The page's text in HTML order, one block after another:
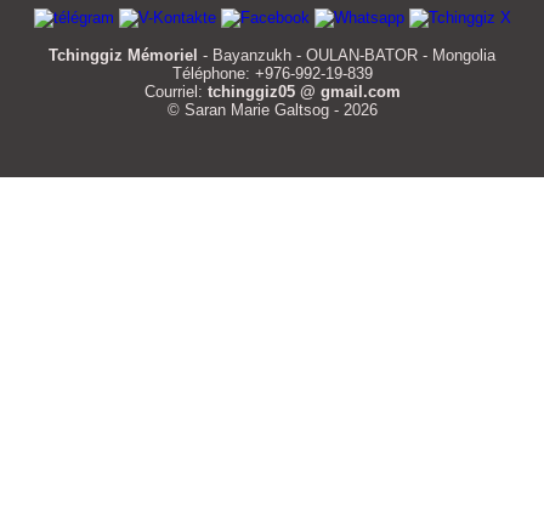
Tchinggiz Mémoriel - Bayanzukh - OULAN-BATOR - Mongolia
Téléphone: +976-992-19-839
Courriel: tchinggiz05 @ gmail.com
© Saran Marie Galtsog - 2026